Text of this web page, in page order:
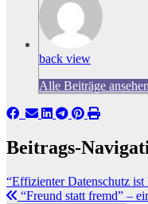
back view
Alle Beiträge ansehen
Beitrags-
“Effizienter Datenschutz ist
“Freund statt fremd” –